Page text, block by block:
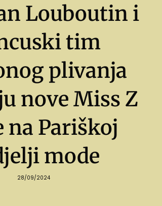
Louboutin i
tim
plivanja
nove Miss Z
na Pariškoj
mode
28/09/2024